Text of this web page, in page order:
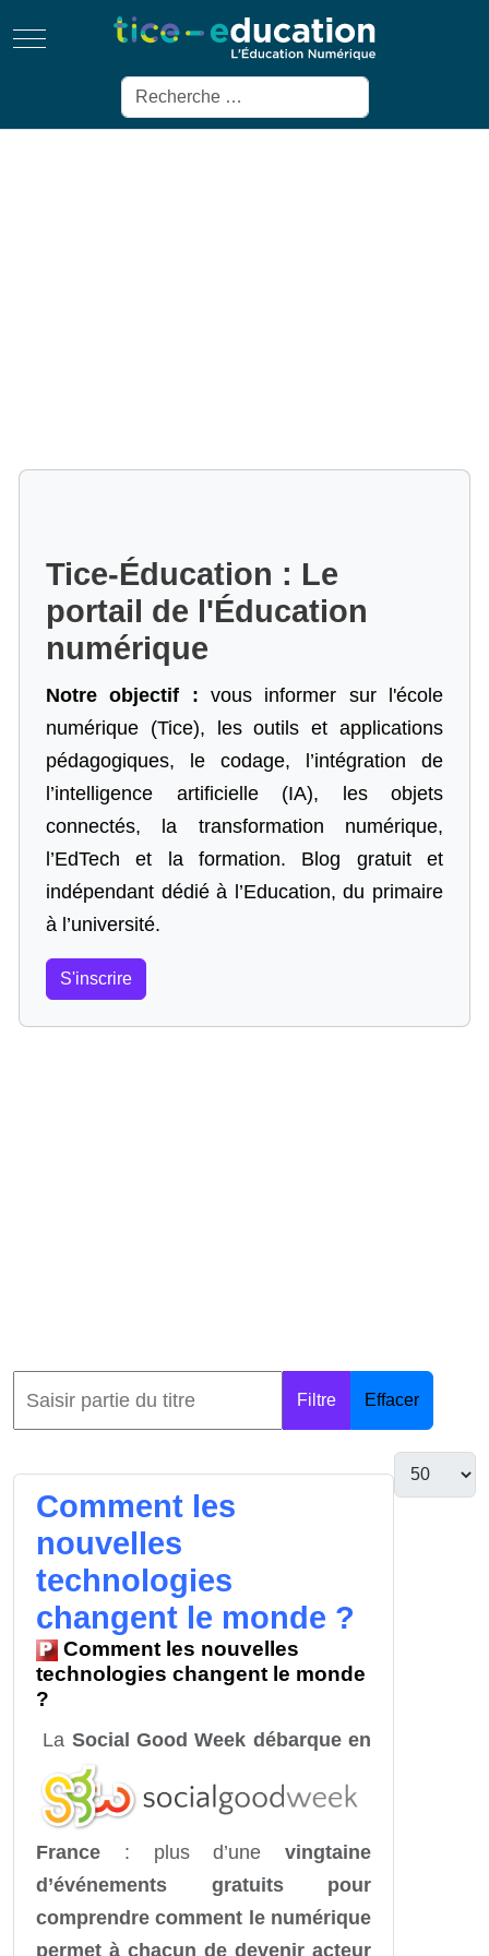
Mobile Menu Toggle
Rechercher
Tice-Éducation : Le
portail de l'Éducation
numérique
Notre objectif : vous informer sur l'école
numérique (Tice), les outils et applications
pédagogiques, le codage,
l’intégration de
l’intelligence artificielle (IA), les objets
connectés, la transformation numérique,
l’EdTech et la formation. Blog gratuit et
indépendant dédié à l’Education, du primaire
à l’université.
S'inscrire
Filtre Effacer
Comment les
nouvelles
technologies
changent le monde ?
Comment les nouvelles
technologies changent le monde
?
La Social Good Week débarque en
France : plus d’une vingtaine
d’événements gratuits pour
comprendre comment le numérique
permet à chacun de devenir acteur